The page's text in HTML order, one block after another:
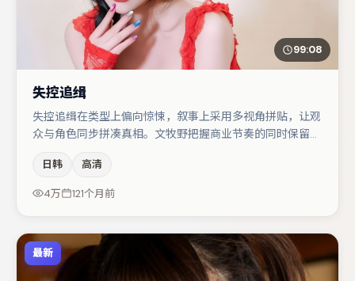
99:08
失控追缉
失控追缉在类型上偏向惊悚，叙事上采用多视角拼贴，让观
众与角色同步拼凑真相。文牧野把握商业节奏的同时保留人
对手戏构成全片情感锚点，文淇则以细节塑造推动谜题层层
揭开。整体完成度较高，适合周末一口气追完。
日韩 高清
4万 121个月前
最新